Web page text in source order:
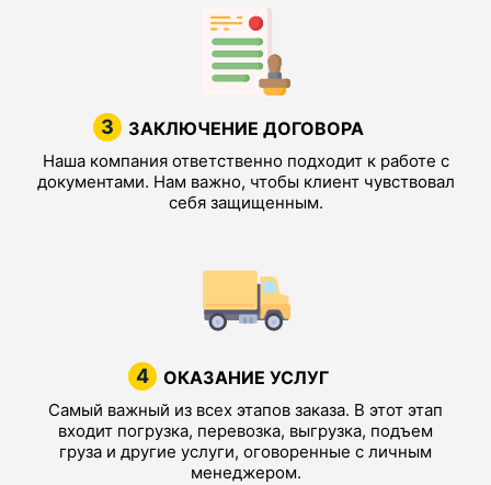
3 ЗАКЛЮЧЕНИЕ ДОГОВОРА
Наша компания ответственно подходит к работе с
документами. Нам важно, чтобы клиент чувствовал
себя защищенным.
4 ОКАЗАНИЕ УСЛУГ
Самый важный из всех этапов заказа. В этот этап
входит погрузка, перевозка, выгрузка, подъем
груза и другие услуги, оговоренные с личным
менеджером.